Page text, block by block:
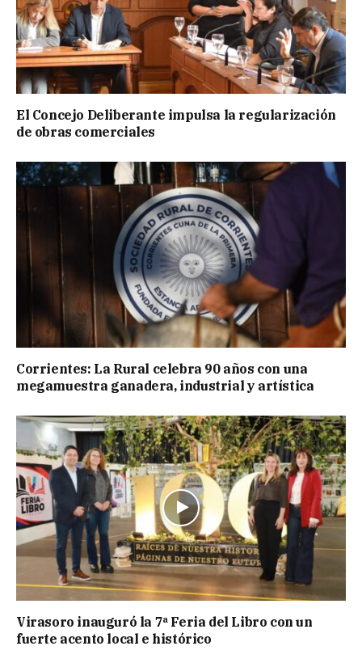
El Concejo Deliberante impulsa la regularización
de obras comerciales
Corrientes: La Rural celebra 90 años con una
megamuestra ganadera, industrial y artística
Virasoro inauguró la 7ª Feria del Libro con un
fuerte acento local e histórico